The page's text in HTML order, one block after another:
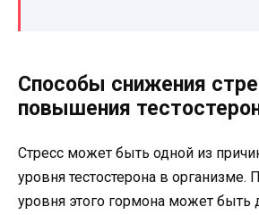
Способы снижения
повышения
Стресс может быть одной из
уровня тестостерона в
уровня этого гормона может быть